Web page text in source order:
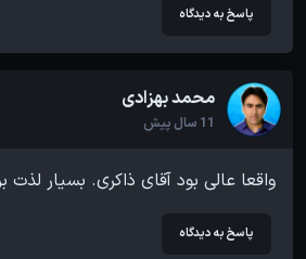
پاسخ به دیدگاه
محمد بهزادی
11 سال پیش
واقعا عالی بود آقای ذاکری. بسیار
پاسخ به دیدگاه